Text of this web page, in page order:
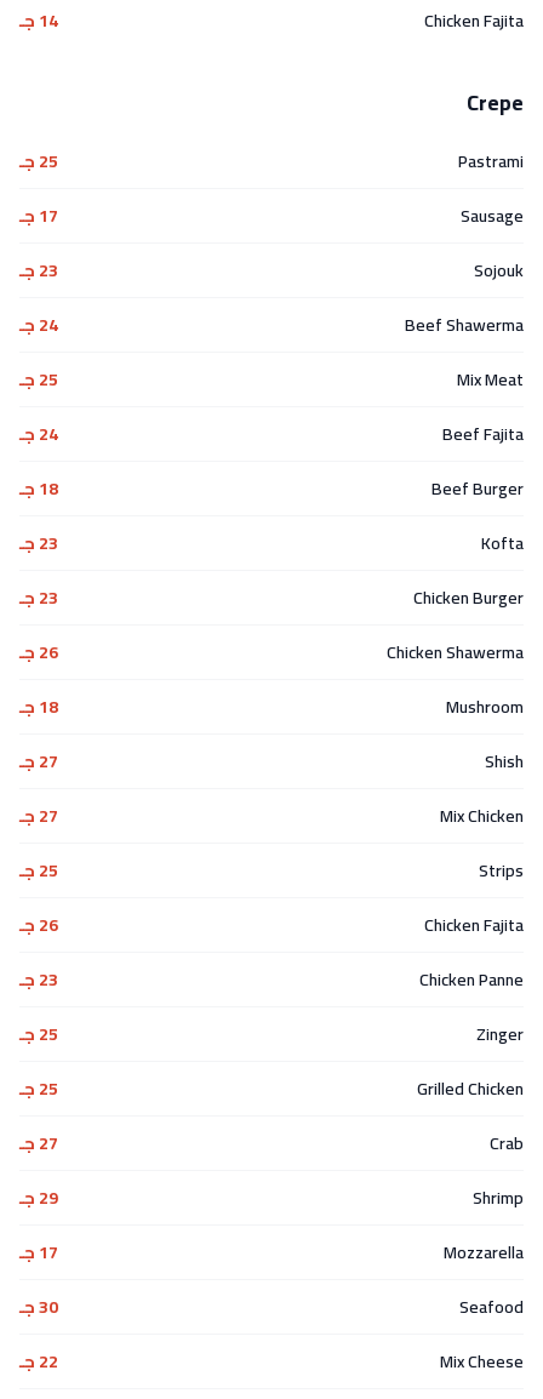
Chicken Fajita 14 جـ
Crepe
Pastrami
25 جـ
Sausage
17 جـ
Sojouk
23 جـ
Beef Shawerma
24 جـ
Mix Meat
25 جـ
Beef Fajita
24 جـ
Beef Burger
18 جـ
Kofta
23 جـ
Chicken Burger
23 جـ
Chicken Shawerma
26 جـ
Mushroom
18 جـ
Shish
27 جـ
Mix Chicken
27 جـ
Strips
25 جـ
Chicken Fajita
26 جـ
Chicken Panne
23 جـ
Zinger
25 جـ
Grilled Chicken
25 جـ
Crab
27 جـ
Shrimp
29 جـ
Mozzarella
17 جـ
Seafood
30 جـ
Mix Cheese
22 جـ